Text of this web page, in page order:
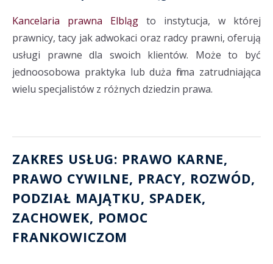
Kancelaria prawna Elbląg to instytucja, w której
prawnicy, tacy jak adwokaci oraz radcy prawni, oferują
usługi prawne dla swoich klientów. Może to być
jednoosobowa praktyka lub duża firma zatrudniająca
wielu specjalistów z różnych dziedzin prawa.
ZAKRES USŁUG: PRAWO KARNE,
PRAWO CYWILNE, PRACY, ROZWÓD,
PODZIAŁ MAJĄTKU, SPADEK,
ZACHOWEK, POMOC
FRANKOWICZOM